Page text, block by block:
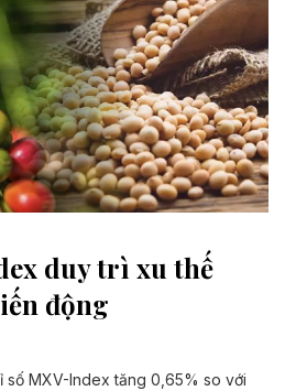
duy trì xu thế
động
số MXV-Index tăng 0,65% so với